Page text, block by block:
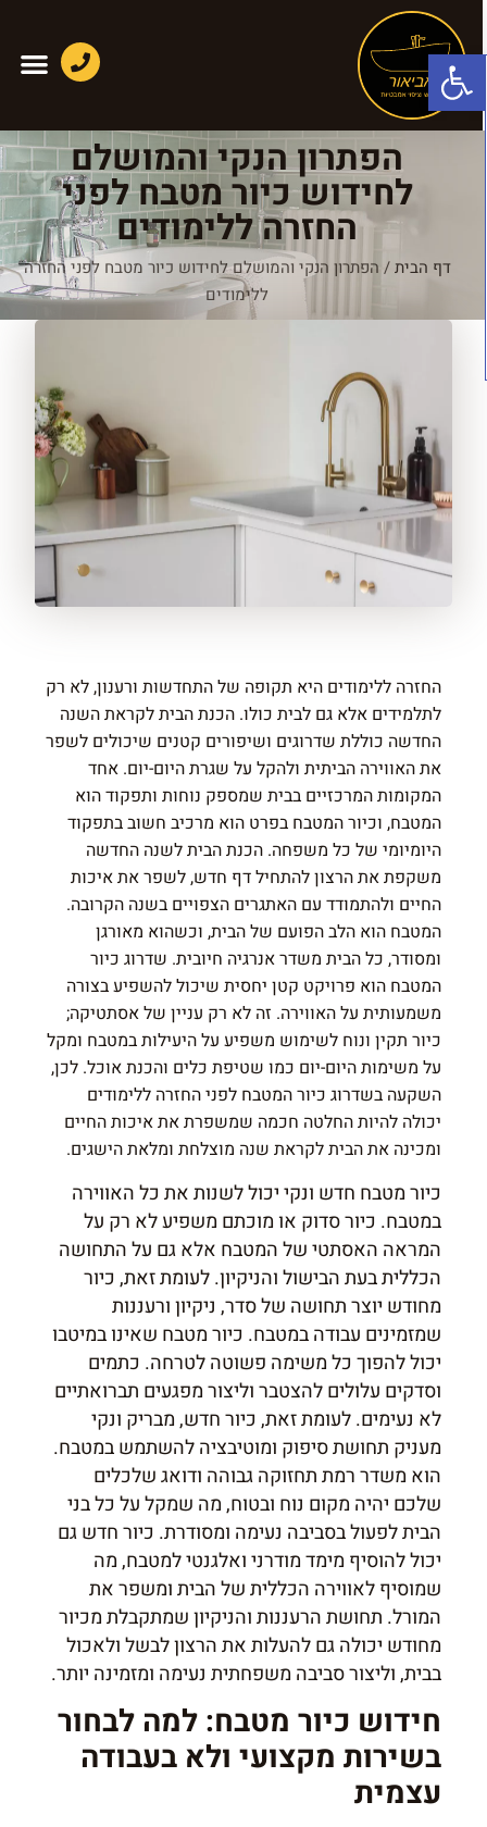
פתח סרגל נגישות
הפתרון הנקי והמושלם
לחידוש כיור מטבח לפני
החזרה ללימודים
דף הבית/ הפתרון הנקי והמושלם לחידוש כיור מטבח לפני החזרה
ללימודים
החזרה ללימודים היא תקופה של התחדשות ורענון, לא רק
לתלמידים אלא גם לבית כולו. הכנת הבית לקראת השנה
החדשה כוללת שדרוגים ושיפורים קטנים שיכולים לשפר
את האווירה הביתית ולהקל על שגרת היום-יום. אחד
המקומות המרכזיים בבית שמספק נוחות ותפקוד הוא
המטבח, וכיור המטבח בפרט הוא מרכיב חשוב בתפקוד
היומיומי של כל משפחה. הכנת הבית לשנה החדשה
משקפת את הרצון להתחיל דף חדש, לשפר את איכות
החיים ולהתמודד עם האתגרים הצפויים בשנה הקרובה.
המטבח הוא הלב הפועם של הבית, וכשהוא מאורגן
ומסודר, כל הבית משדר אנרגיה חיובית. שדרוג כיור
המטבח הוא פרויקט קטן יחסית שיכול להשפיע בצורה
משמעותית על האווירה. זה לא רק עניין של אסתטיקה;
כיור תקין ונוח לשימוש משפיע על היעילות במטבח ומקל
על משימות היום-יום כמו שטיפת כלים והכנת אוכל. לכן,
השקעה בשדרוג כיור המטבח לפני החזרה ללימודים
יכולה להיות החלטה חכמה שמשפרת את איכות החיים
ומכינה את הבית לקראת שנה מוצלחת ומלאת הישגים.
כיור מטבח חדש ונקי יכול לשנות את כל האווירה
במטבח. כיור סדוק או מוכתם משפיע לא רק על
המראה האסתטי של המטבח אלא גם על התחושה
הכללית בעת הבישול והניקיון. לעומת זאת, כיור
מחודש יוצר תחושה של סדר, ניקיון ורעננות
שמזמינים עבודה במטבח. כיור מטבח שאינו במיטבו
יכול להפוך כל משימה פשוטה לטרחה. כתמים
וסדקים עלולים להצטבר וליצור מפגעים תברואתיים
לא נעימים. לעומת זאת, כיור חדש, מבריק ונקי
מעניק תחושת סיפוק ומוטיבציה להשתמש במטבח.
הוא משדר רמת תחזוקה גבוהה ודואג שלכלים
שלכם יהיה מקום נוח ובטוח, מה שמקל על כל בני
הבית לפעול בסביבה נעימה ומסודרת. כיור חדש גם
יכול להוסיף מימד מודרני ואלגנטי למטבח, מה
שמוסיף לאווירה הכללית של הבית ומשפר את
המורל. תחושת הרעננות והניקיון שמתקבלת מכיור
מחודש יכולה גם להעלות את הרצון לבשל ולאכול
בבית, וליצור סביבה משפחתית נעימה ומזמינה יותר.
חידוש כיור מטבח: למה לבחור
בשירות מקצועי ולא בעבודה
עצמית